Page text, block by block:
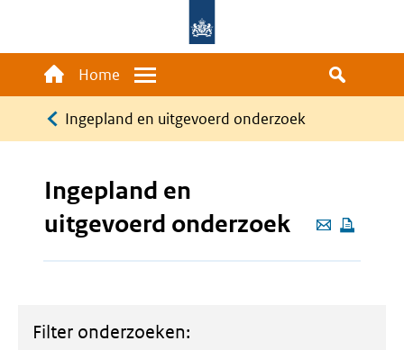
gaan
Main
navigation
Home Menu
Kruimelpad
Ingepland en uitgevoerd onderzoek
Deze
pagina
Ingepland en
uitgevoerd onderzoek
Filter onderzoeken: